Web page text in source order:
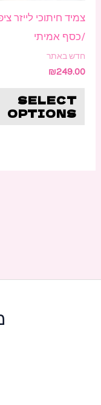
צמיד חיתוכי לייזר
/כסף אמיתי
חדש באתר
₪249.00
SELECT
OPTIONS